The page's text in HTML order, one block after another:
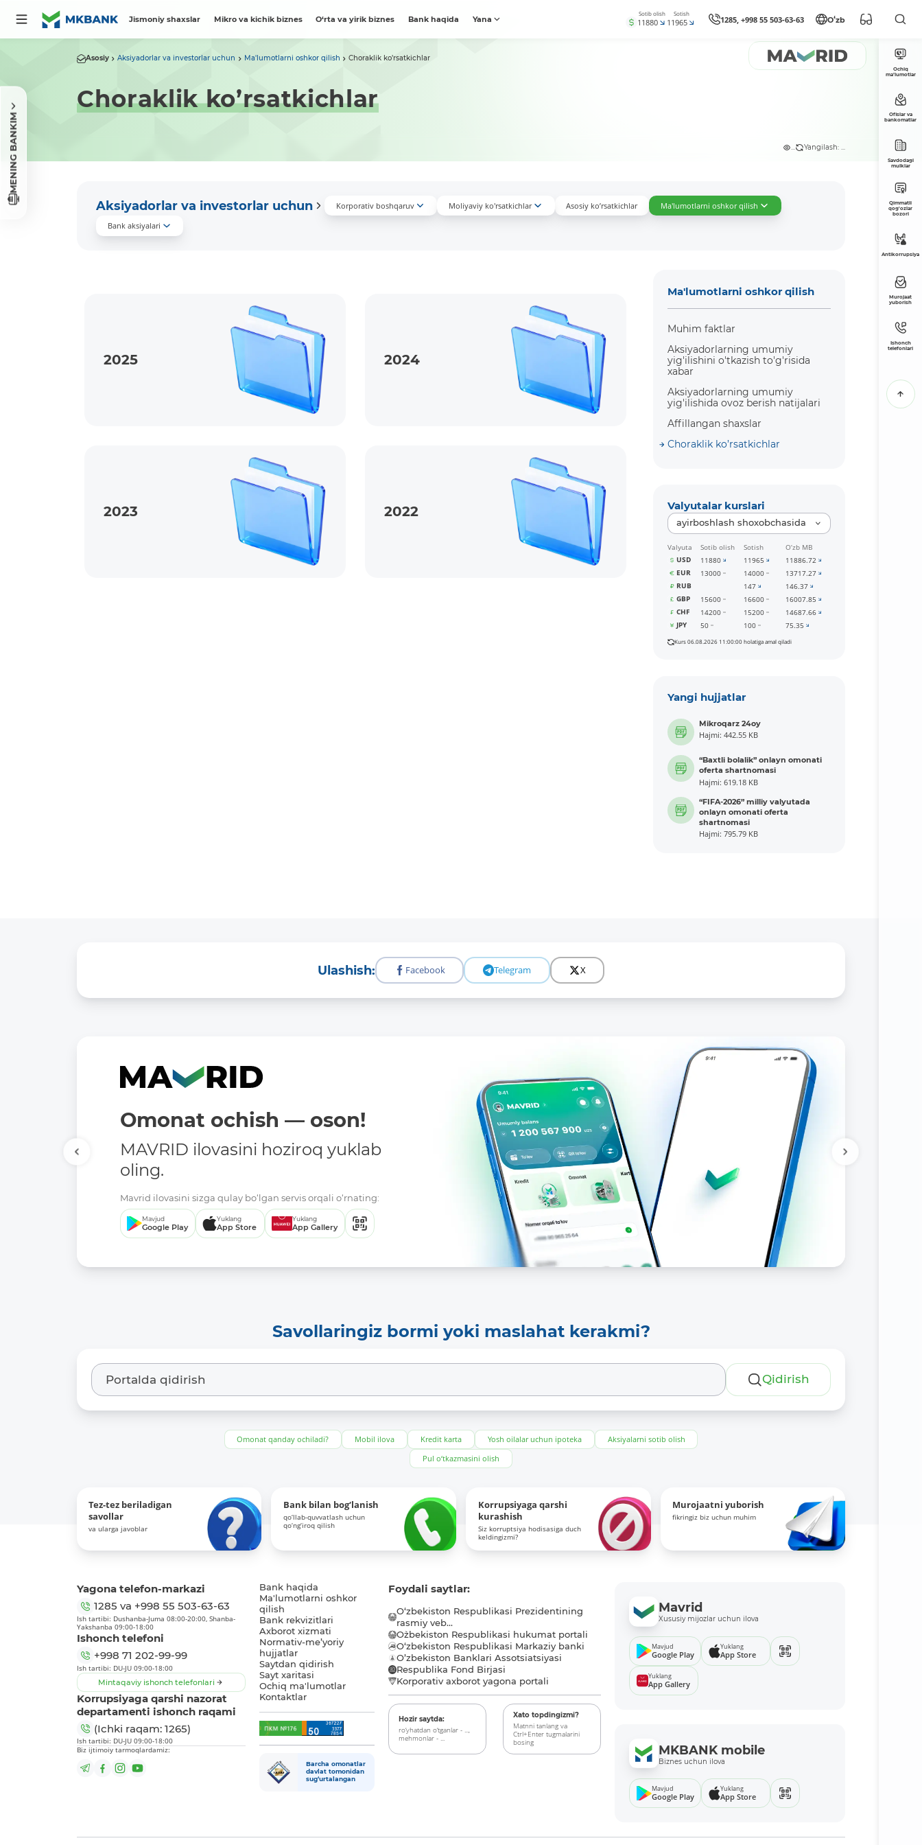
Jismoniy shaxslar Mikro va kichik biznes O‘rta va yirik biznes Bank haqida Yana
Sotib olish
11880
Sotish
11965 1285, +998 55 503-63-63 Oʻzb
MENING BANKIM
Asosiy Aksiyadorlar va investorlar uchun Ma'lumotlarni oshkor qilish Choraklik ko’rsatkichlar
Choraklik ko’rsatkichlar
... Yangilash: ...
Aksiyadorlar va investorlar uchun Korporativ boshqaruv Moliyaviy ko'rsatkichlar Asosiy ko’rsatkichlar
Ma'lumotlarni oshkor qilish
Bank aksiyalari
2025 2024
2023 2022
Ma'lumotlarni oshkor qilish
Muhim faktlar
Aksiyadorlarning umumiy
yig'ilishini o'tkazish to'g'risida
xabar
Aksiyadorlarning umumiy
yig'ilishida ovoz berish natijalari
Affillangan shaxslar
Choraklik ko’rsatkichlar
Valyutalar kurslari
ayirboshlash shoxobchasida
Valyuta Sotib olish Sotish
O‘zb MB
USD
11880 11965
11886.72
EUR
13000 14000
13717.27
RUB
147
146.37
GBP
15600 16600
16007.85
CHF
14200 15200
14687.66
JPY
50 100 75.35
Kurs 06.08.2026 11:00:00 holatiga amal qiladi
Yangi hujjatlar
Mikroqarz 24oy
Hajmi: 442.55 KB
“Baxtli bolalik” onlayn omonati
oferta shartnomasi
Hajmi: 619.18 KB
“FIFA-2026” milliy valyutada
onlayn omonati oferta
shartnomasi
Hajmi: 795.79 KB
Ulashish: Facebook Telegram X
Omonat ochish — oson!
MAVRID ilovasini hoziroq yuklab
oling.
Mavrid ilovasini sizga qulay bo‘lgan servis orqali o‘rnating:
Mavjud
Google Play
Yuklang
App Store
Yuklang
App Gallery
Savollaringiz bormi yoki maslahat kerakmi?
Qidirish
Omonat qanday ochiladi? Mobil ilova Kredit karta Yosh oilalar uchun ipoteka
Aksiyalarni sotib olish
Pul o‘tkazmasini olish
Tez-tez beriladigan
savollar
va ularga javoblar
Bank bilan bog‘lanish
qo‘llab-quvvatlash uchun
qo‘ng‘iroq qilish
Korrupsiyaga qarshi
kurashish
Siz korruptsiya hodisasiga duch
keldingizmi?
Murojaatni yuborish
fikringiz biz uchun muhim
Ochiq
ma’lumotlar
Ofislar va
bankomatlar
Savdodagi
mulklar
Qimmatli
qog'ozlar
bozori
Antikorrupsiya
Murojaat
yuborish
Ishonch
telefonlari
Yagona telefon-markazi
1285 va +998 55 503-63-63
Ish tartibi: Dushanba-Juma 08:00-20:00, Shanba-
Yakshanba 09:00-18:00
Ishonch telefoni
+998 71 202-99-99
Ish tartibi: DU-JU 09:00-18:00
Mintaqaviy ishonch telefonlari
Korrupsiyaga qarshi nazorat
departamenti ishonch raqami
(Ichki raqam: 1265)
Ish tartibi: DU-JU 09:00-18:00
Biz ijtimoiy tarmoqlardamiz:
Bank haqida
Ma'lumotlarni oshkor
qilish
Bank rekvizitlari
Axborot xizmati
Normativ-me’yoriy
hujjatlar
Saytdan qidirish
Sayt xaritasi
Ochiq ma'lumotlar
Kontaktlar
Barcha omonatlar
davlat tomonidan
sug‘urtalangan
Foydali saytlar:
O‘zbekiston Respublikasi Prezidentining
rasmiy veb...
O`zbekiston Respublikasi hukumat portali
O‘zbekiston Respublikasi Markaziy banki
O’zbekiston Banklari Assotsiatsiyasi
Respublika Fond Birjasi
Korporativ axborot yagona portali
Hozir saytda:
ro‘yhatdan o‘tganlar - ...,
mehmonlar - ...
Xato topdingizmi?
Matnni tanlang va
Ctrl+Enter tugmalarini
bosing
Mavrid
Xususiy mijozlar uchun ilova
Mavjud
Google Play
Yuklang
App Store
Yuklang
App Gallery
MKBANK mobile
Biznes uchun ilova
Mavjud
Google Play
Yuklang
App Store